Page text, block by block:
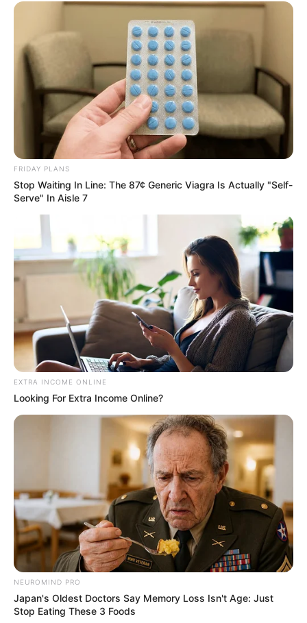
TAGS
ΣΠΙΤΙ
ΧΑΛΚΙΔΑ ΝΕΑ
ΤΑΥΤΟΤΗΤΑ ΚΑΙ ΕΠΙΚΟΙΝΩΝΙΑ ΟΡΟΙ ΧΡΗΣΗΣ
FRIDAY PLANS
Stop Waiting In Line: The 87¢ Generic Viagra Is Actually "Self-
Serve" In Aisle 7
EXTRA INCOME ONLINE
Looking For Extra Income Online?
NEUROMIND PRO
Japan's Oldest Doctors Say Memory Loss Isn't Age: Just
Stop Eating These 3 Foods